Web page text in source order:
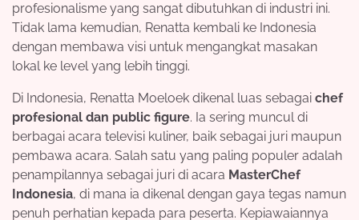
profesionalisme yang sangat dibutuhkan di industri ini.
Tidak lama kemudian, Renatta kembali ke Indonesia
dengan membawa visi untuk mengangkat masakan
lokal ke level yang lebih tinggi.
Di Indonesia, Renatta Moeloek dikenal luas sebagai chef
profesional dan public figure. Ia sering muncul di
berbagai acara televisi kuliner, baik sebagai juri maupun
pembawa acara. Salah satu yang paling populer adalah
penampilannya sebagai juri di acara MasterChef
Indonesia, di mana ia dikenal dengan gaya tegas namun
penuh perhatian kepada para peserta. Kepiawaiannya